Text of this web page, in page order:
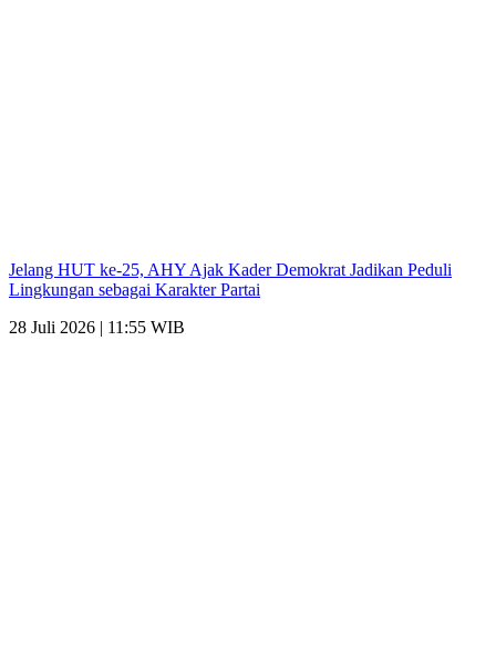
Jelang HUT ke-25, AHY Ajak Kader Demokrat Jadikan Peduli
Lingkungan sebagai Karakter Partai
28 Juli 2026 | 11:55 WIB